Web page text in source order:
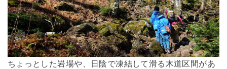
ちょっとした岩場や、日陰で凍結して滑る木道区間があ